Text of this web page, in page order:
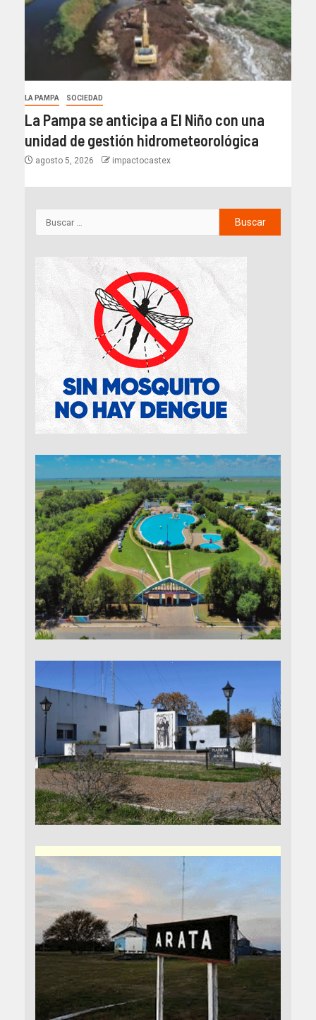
LA PAMPA SOCIEDAD
La Pampa se anticipa a El Niño con una
unidad de gestión hidrometeorológica
agosto 5, 2026 impactocastex